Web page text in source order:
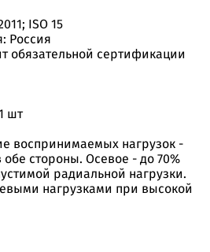
ISO 15
Россия
обязательной сертификации
шт
воспринимаемых нагрузок -
стороны. Осевое - до 70%
радиальной нагрузки.
нагрузками при высокой